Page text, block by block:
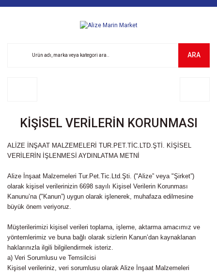
ARA
KIŞISEL VERILERIN KORUNMASI
ALİZE İNŞAAT MALZEMELERİ TUR.PET.TİC.LTD.ŞTİ. KİŞİSEL
VERİLERİN İŞLENMESİ AYDINLATMA METNİ
Alize İnşaat Malzemeleri Tur.Pet.Tic.Ltd.Şti. ("Alize” veya "Şirket”)
olarak kişisel verilerinizin 6698 sayılı Kişisel Verilerin Korunması
Kanunu’na ("Kanun”) uygun olarak işlenerek, muhafaza edilmesine
büyük önem veriyoruz.
Müşterilerimizi kişisel verileri toplama, işleme, aktarma amacımız ve
yöntemlerimiz ve buna bağlı olarak sizlerin Kanun’dan kaynaklanan
haklarınızla ilgili bilgilendirmek isteriz.
a) Veri Sorumlusu ve Temsilcisi
Kişisel verileriniz, veri sorumlusu olarak Alize İnşaat Malzemeleri